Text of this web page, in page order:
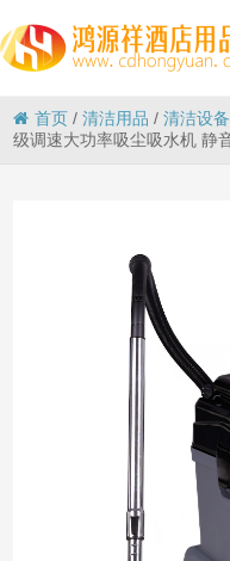
首页 /清洁用品 /清洁设备
级调速大功率吸尘吸水机 静